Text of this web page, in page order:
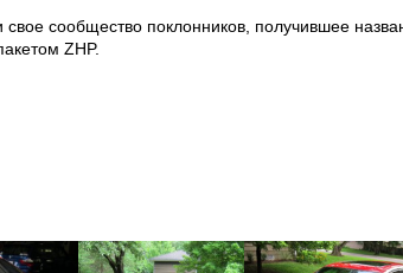
сообщество поклонников, получившее
ZHP.